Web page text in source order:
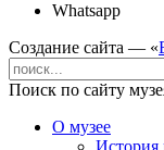
Whatsapp
Создание сайта — «
Поиск по сайту
О музее